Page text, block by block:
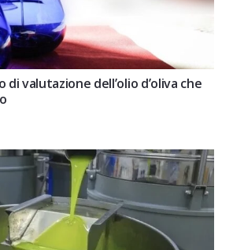
valutazione dell’olio d’oliva che